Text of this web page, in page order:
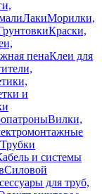
ЛакиМорилки,
Краски,
пенаКлеи для
и
Вилки,
Трубки
и системы
Силовой
для труб,